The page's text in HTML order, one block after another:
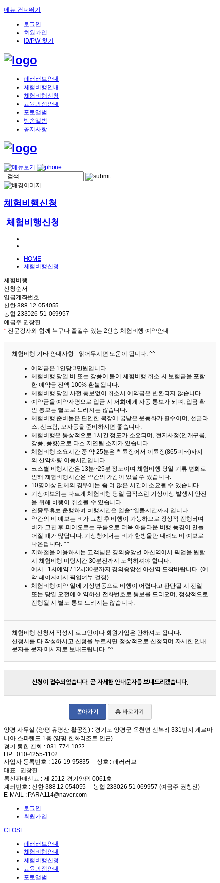
메뉴 건너뛰기
로그인
회원가입
ID/PW 찾기
패러러브안내
체험비행안내
체험비행신청
교육과정안내
포토앨범
방송앨범
공지사항
체험비행신청
체험비행신청
HOME
체험비행신청
체험비행
신청순서
입금계좌번호
신한 388-12-054055
농협 233026-51-069957
예금주 권창진
* 전문강사와 함께 누구나 즐길수 있는 2인승 체험비행 예약안내
체험비행 기타 안내사항 - 읽어두시면 도움이 됩니다. ^^
예약금은 1인당 3만원입니다.
체험비행 당일 비 또는 강풍이 불어 체험비행 취소 시 보험금을 포함
한 예약금 전액 100% 환불됩니다.
체험비행 당일 사전 통보없이 취소시 예약금은 반환되지 않습니다.
예약금을 예약자명으로 입금 시 저희에게 자동 통보가 되며, 입금 확
인 통보는 별도로 드리지는 않습니다.
체험비행 준비물은 편안한 복장에 굽낮은 운동화가 필수이며, 선글라
스, 선크림, 모자등을 준비하시면 좋습니다.
체험비행은 통상적으로 1시간 정도가 소요되며, 현지사정(안개구름,
강풍, 풍향)으로 다소 지연될 소지가 있습니다.
체험비행 소요시간 중 약 25분은 착륙장에서 이륙장(865미터)까지
의 산악차량 이동시간입니다.
코스별 비행시간은 13분~25분 정도이며 체험비행 당일 기류 변화로
인해 체험비행시간은 약간의 가감이 있을 수 있습니다.
10명이상 단체의 경우에는 좀 더 많은 시간이 소요될 수 있습니다.
기상예보와는 다르게 체험비행 당일 급작스런 기상이상 발생시 안전
을 위해 비행이 취소될 수 있습니다.
연중무휴로 운행하며 비행시간은 일출~일몰시간까지 입니다.
약간의 비 예보는 비가 그친 후 비행이 가능하므로 정상적 진행되며
비가 그친 후 피어오르는 구름으로 더욱 아름다운 비행 풍경이 만들
어질 때가 많답니다. 기상청에서는 비가 한방울만 내려도 비 예보로
나온답니다. ^^
지하철을 이용하시는 고객님은 경의중앙선 아신역에서 픽업을 원할
시 체험비행 미팅시간 30분전까지 도착하셔야 합니다.
예시 : 1시예약 / 12시30분까지 경의중앙선 아신역 도착바랍니다. (예
약 페이지에서 픽업여부 결정)
체험비행 예약 일에 기상변동으로 비행이 어렵다고 판단될 시 전일
또는 당일 오전에 예약하신 전화번호로 통보를 드리오며, 정상적으로
진행될 시 별도 통보 드리지는 않습니다.
체험비행 신청서 작성시 로그인이나 회원가입은 안하셔도 됩니다.
신청서를 다 작성하시고 신청을 누르시면 정상적으로 신청되며 자세한 안내
문자를 문자 메세지로 보내드립니다. ^^
신청이 접수되었습니다. 곧 자세한 안내문자를 보내드리겠습니다.
돌아가기 홈 바로가기
양평 사무실 (양평 유명산 활공장) : 경기도 양평군 옥천면 신복리 331번지 게르마
니아 스파랜드 1층 (양평 한화리조트 인근)
경기 통합 전화 : 031-774-1022
HP : 010-4255-1102
사업자 등록번호 : 126-19-95835 상호 : 패러러브
대표 : 권창진
통신판매신고 : 제 2012-경기양평-0061호
계좌번호 : 신한 388 12 054055 농협 233026 51 069957 (예금주 권창진)
E-MAIL : PARA114@naver.com
로그인
회원가입
CLOSE
패러러브안내
체험비행안내
체험비행신청
교육과정안내
포토앨범